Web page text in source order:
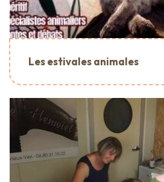
Les estivales animales